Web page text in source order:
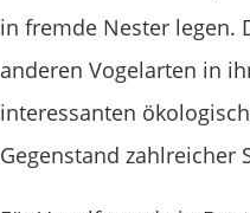
in fremde Nester legen.
anderen Vogelarten in
interessanten
Gegenstand zahlreicher